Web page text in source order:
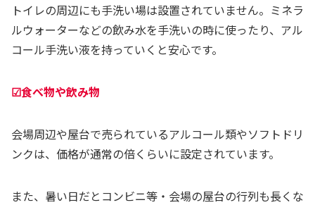
トイレの周辺にも手洗い場は設置されていません。ミネラ
ルウォーターなどの飲み水を手洗いの時に使ったり、アル
コール手洗い液を持っていくと安心です。
☑食べ物や飲み物
会場周辺や屋台で売られているアルコール類やソフトドリ
ンクは、価格が通常の倍くらいに設定されています。
また、暑い日だとコンビニ等・会場の屋台の行列も長くな